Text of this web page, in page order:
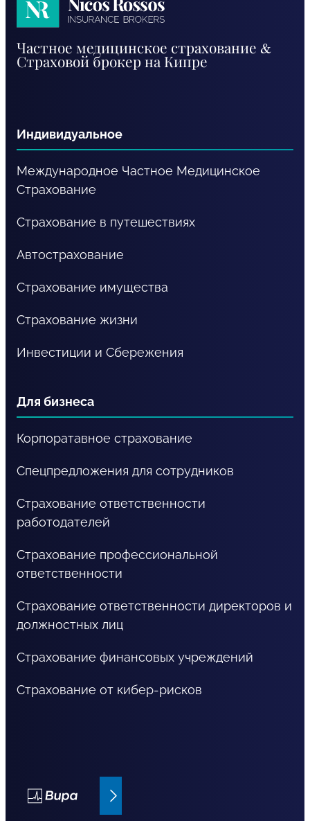
Rossos
Частное медицинское страхование &
Страховой брокер на Кипре
Индивидуальное
Международное Частное Медицинское
Cтрахование
Страхование в путешествиях
Автострахование
Страхование имущества
Страхование жизни
Инвестиции и Сбережения
Для бизнеса
Корпоратавное страхование
Спецпредложения для сотрудников
Страхование ответственности
работодателей
Страхование профессиональной
ответственности
Страхование ответственности директоров и
должностных лиц
Страхование финансовых учреждений
Страхование от кибер-рисков